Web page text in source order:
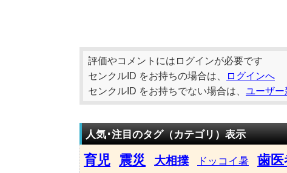
評価やコメントにはログインが必要です
センクルID をお持ちの場合は、
ログインへ
センクルID をお持ちでない場合は、 ユーザー
人気･注目のタグ（カテゴリ）表示
育児 震災 大相撲 ドッコイ暑 歯